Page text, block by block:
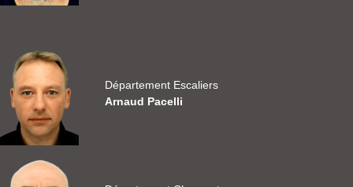
Département Escaliers
Arnaud Pacelli